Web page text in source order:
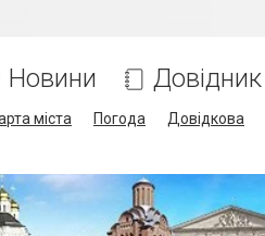
Новини Довідник
міста Погода Довідкова